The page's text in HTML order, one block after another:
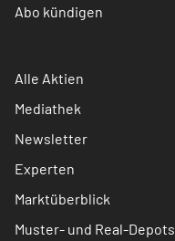
Abo kündigen
Alle Aktien
Mediathek
Newsletter
Experten
Marktüberblick
Muster- und Real-Depots